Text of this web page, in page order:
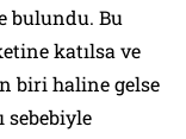
bulundu. Bu
katılsa ve
biri haline gelse
sebebiyle